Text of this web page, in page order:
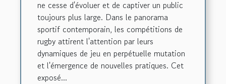
ne cesse d'évoluer et de captiver un public
toujours plus large. Dans le panorama
sportif contemporain, les compétitions de
rugby attirent l'attention par leurs
dynamiques de jeu en perpétuelle mutation
et l'émergence de nouvelles pratiques. Cet
exposé...